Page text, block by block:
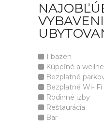
1 bazén
Kúpeľné a
Bezplatné
Bezplatné Wi- Fi
Rodinné izby
Reštaurácia
Bar